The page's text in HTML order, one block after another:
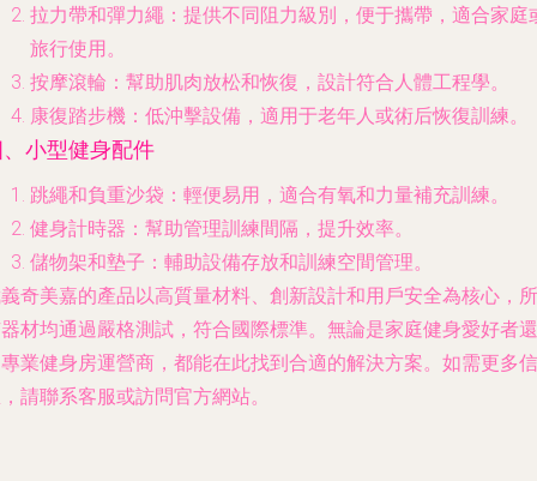
拉力帶和彈力繩 ：提供不同阻力級別，便于攜帶，適合家庭
旅行使用。
按摩滾輪 ：幫助肌肉放松和恢復，設計符合人體工程學。
康復踏步機 ：低沖擊設備，適用于老年人或術后恢復訓練。
小型健身配件
跳繩和負重沙袋 ：輕便易用，適合有氧和力量補充訓練。
健身計時器 ：幫助管理訓練間隔，提升效率。
儲物架和墊子 ：輔助設備存放和訓練空間管理。
奇美嘉的產品以高質量材料、創新設計和用戶安全為核心，所
材均通過嚴格測試，符合國際標準。無論是家庭健身愛好者還
業健身房運營商，都能在此找到合適的解決方案。如需更多信
請聯系客服或訪問官方網站。